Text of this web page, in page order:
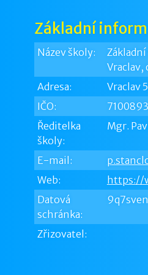
Základní
Název školy:
Základní
Vraclav,
Adresa:
Vraclav
IČO:
Ředitelka
školy:
Mgr.
E-mail:
Web:
https://
Datová
schránka:
9q7sven
Zřizovatel: